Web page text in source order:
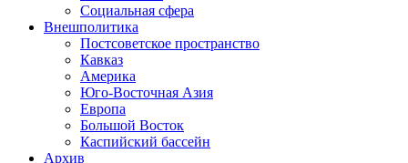
Социальная сфера
Внешполитика
Постсоветское пространство
Кавказ
Америка
Юго-Восточная Азия
Европа
Большой Восток
Каспийский бассейн
Архив